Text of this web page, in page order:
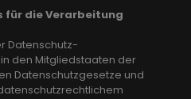
für die Verarbeitung
Datenschutz-
den Mitgliedstaaten der
Datenschutzgesetze und